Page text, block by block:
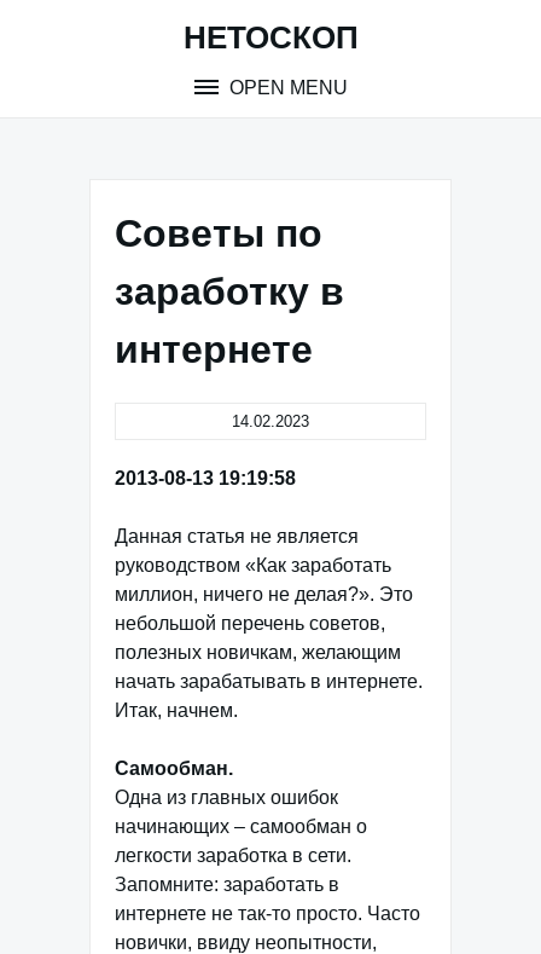
НЕТОСКОП
OPEN MENU
Советы по
заработку в
интернете
14.02.2023
2013-08-13 19:19:58
Данная статья не является
руководством «Как заработать
миллион, ничего не делая?». Это
небольшой перечень советов,
полезных новичкам, желающим
начать зарабатывать в интернете.
Итак, начнем.
Самообман.
Одна из главных ошибок
начинающих – самообман о
легкости заработка в сети.
Запомните: заработать в
интернете не так-то просто. Часто
новички, ввиду неопытности,